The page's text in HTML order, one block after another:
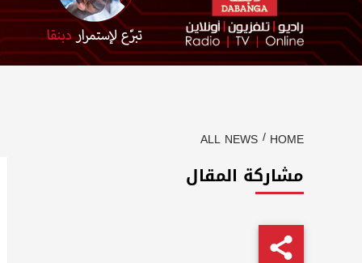
HOME
ALL NEWS
مشاركة المقال